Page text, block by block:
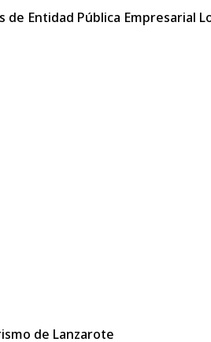
Entidad Pública Empresarial
de Lanzarote